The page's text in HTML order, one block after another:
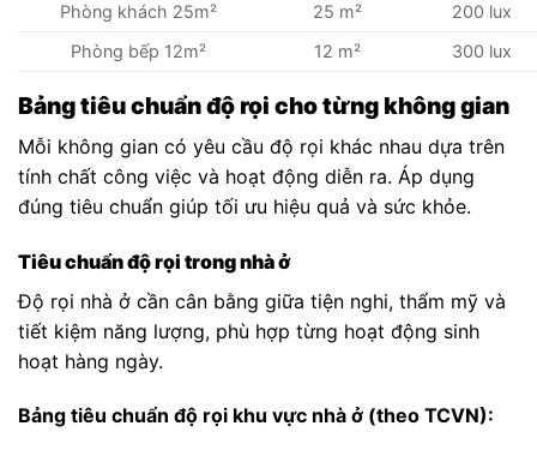
Phòng khách 25m²
25 m²
200 lux
Phòng bếp 12m²
12 m² 300 lux
Bảng tiêu chuẩn độ rọi cho từng không gian
Mỗi không gian có yêu cầu độ rọi khác nhau dựa trên
tính chất công việc và hoạt động diễn ra. Áp dụng
đúng tiêu chuẩn giúp tối ưu hiệu quả và sức khỏe.
Tiêu chuẩn độ rọi trong nhà ở
Độ rọi nhà ở cần cân bằng giữa tiện nghi, thẩm mỹ và
tiết kiệm năng lượng, phù hợp từng hoạt động sinh
hoạt hàng ngày.
Bảng tiêu chuẩn độ rọi khu vực nhà ở (theo TCVN):